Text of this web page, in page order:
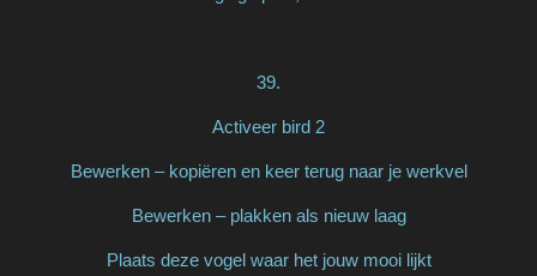
39.
Activeer bird 2
Bewerken – kopiëren en keer terug naar je werkvel
Bewerken – plakken als nieuw laag
Plaats deze vogel waar het jouw mooi lijkt